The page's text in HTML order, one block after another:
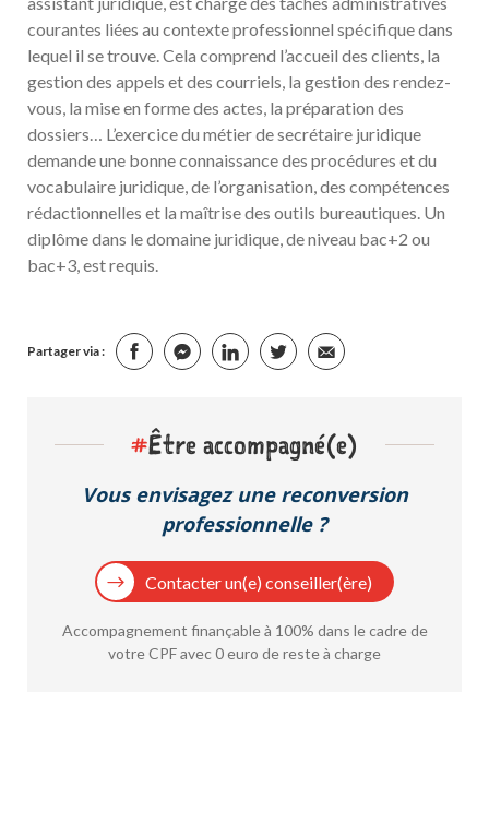
courantes liées au contexte professionnel spécifique dans
lequel il se trouve. Cela comprend l’accueil des clients, la
gestion des appels et des courriels, la gestion des rendez-
vous, la mise en forme des actes, la préparation des
dossiers… L’exercice du métier de secrétaire juridique
demande une bonne connaissance des procédures et du
vocabulaire juridique, de l’organisation, des compétences
rédactionnelles et la maîtrise des outils bureautiques. Un
diplôme dans le domaine juridique, de niveau bac+2 ou
bac+3, est requis.
Partager via :
#Être accompagné(e)
Vous envisagez une reconversion
professionnelle ?
Contacter un(e) conseiller(ère)
Accompagnement finançable à 100% dans le cadre de
votre CPF avec 0 euro de reste à charge